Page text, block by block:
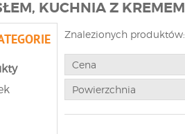
KUCHNIA Z KREMEM
Znalezionych produktów:
Cena
Powierzchnia